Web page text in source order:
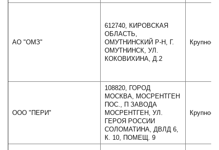
АО "ОМЗ"
612740, КИРОВСКАЯ
ОБЛАСТЬ,
ОМУТНИНСКИЙ Р-Н, Г.
ОМУТНИНСК, УЛ.
КОКОВИХИНА, Д.2
Крупное
ООО "ПЕРИ"
108820, ГОРОД
МОСКВА, МОСРЕНТГЕН
ПОС., П ЗАВОДА
МОСРЕНТГЕН, УЛ.
ГЕРОЯ РОССИИ
СОЛОМАТИНА, ДВЛД 6,
К. 10, ПОМЕЩ. 9
Крупное